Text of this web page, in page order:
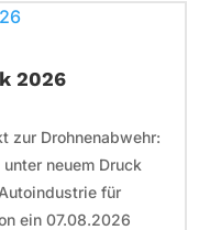
2026
zur Drohnenabwehr:
neuem Druck
für
ein 07.08.2026